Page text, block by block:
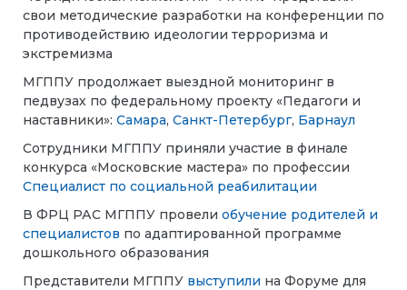
свои методические разработки на конференции по
противодействию идеологии терроризма и
экстремизма
МГППУ продолжает выездной мониторинг в
педвузах по федеральному проекту «Педагоги и
наставники»: Самара, Санкт-Петербург, Барнаул
Сотрудники МГППУ приняли участие в финале
конкурса «Московские мастера» по профессии
Специалист по социальной реабилитации
В ФРЦ РАС МГППУ провели обучение родителей и
специалистов по адаптированной программе
дошкольного образования
Представители МГППУ выступили на Форуме для